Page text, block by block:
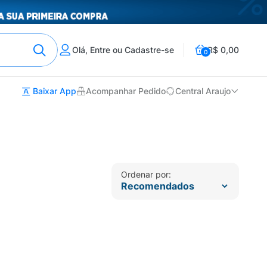
Olá, Entre ou Cadastre-se 0R$ 0,00
Baixar App Acompanhar Pedido Central Araujo
Ordenar por: